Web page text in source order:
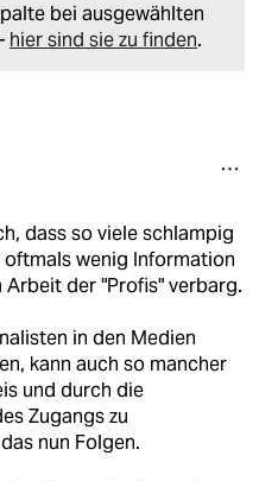
bei ausgewählten
hier sind sie zu finden.
dass so viele schlampig
wenig Information
der "Profis" verbarg.
in den Medien
kann auch so mancher
und durch die
Zugangs zu
nun Folgen.